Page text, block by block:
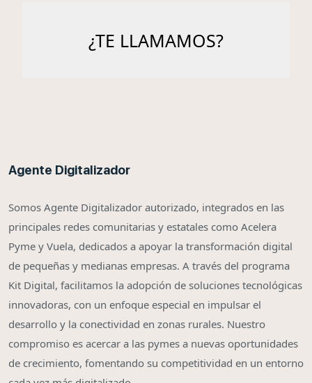
Agente Digitalizador
Somos Agente Digitalizador autorizado, integrados en las
principales redes comunitarias y estatales como Acelera
Pyme y Vuela, dedicados a apoyar la transformación digital
de pequeñas y medianas empresas. A través del programa
Kit Digital, facilitamos la adopción de soluciones tecnológicas
innovadoras, con un enfoque especial en impulsar el
desarrollo y la conectividad en zonas rurales. Nuestro
compromiso es acercar a las pymes a nuevas oportunidades
de crecimiento, fomentando su competitividad en un entorno